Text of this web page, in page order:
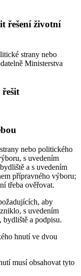
řešení životní
strany nebo
Ministerstva
nebo politického
s uvedením
a s uvedením
přípravného výboru;
třeba ověřovat.
aby
s uvedením
bydliště a podpisu.
hnutí ve dvou
musí obsahovat tyto